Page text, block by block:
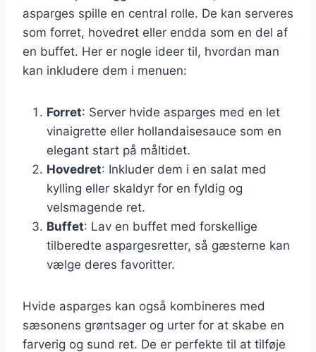
asparges spille en central rolle. De kan serveres
som forret, hovedret eller endda som en del af
en buffet. Her er nogle ideer til, hvordan man
kan inkludere dem i menuen:
Forret: Server hvide asparges med en let
vinaigrette eller hollandaisesauce som en
elegant start på måltidet.
Hovedret: Inkluder dem i en salat med
kylling eller skaldyr for en fyldig og
velsmagende ret.
Buffet: Lav en buffet med forskellige
tilberedte aspargesretter, så gæsterne kan
vælge deres favoritter.
Hvide asparges kan også kombineres med
sæsonens grøntsager og urter for at skabe en
farverig og sund ret. De er perfekte til at tilføje